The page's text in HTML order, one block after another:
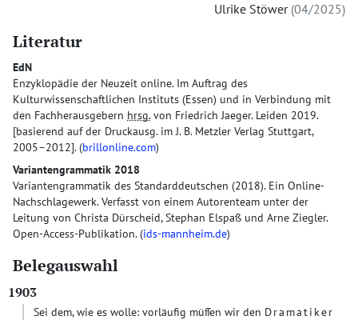
Ulrike Stöwer 04/2025
Literatur
EdN
Enzyklopädie der Neuzeit online. Im Auftrag des
Kulturwissenschaftlichen Instituts (Essen) und in Verbindung mit
den Fachherausgebern hrsg.von Friedrich Jaeger. Leiden 2019.
[basierend auf der Druckausg. im J. B. Metzler Verlag Stuttgart,
2005–2012]. (brillonline.com)
Variantengrammatik 2018
Variantengrammatik des Standarddeutschen (2018). Ein Online-
Nachschlagewerk. Verfasst von einem Autorenteam unter der
Leitung von Christa Dürscheid, Stephan Elspaß und Arne Ziegler.
Open-Access-Publikation. (ids-mannheim.de)
Belegauswahl
1903
Sei dem, wie es wolle: vorläufig müſſen wir den Dramatiker